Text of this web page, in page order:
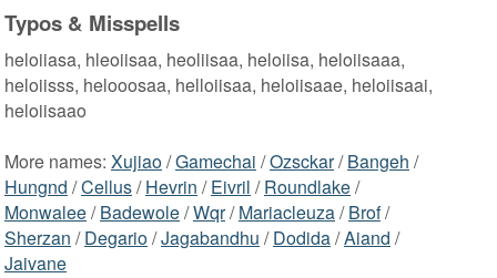
Typos & Misspells
heloiiasa, hleoiisaa, heoliisaa, heloiisa, heloiisaaa,
heloiisss, helooosaa, helloiisaa, heloiisaae, heloiisaai,
heloiisaao
More names: Xujiao/Gamechai /Ozsckar/Bangeh /
Hungnd /Cellus/Hevrin /Eivril /Roundlake/
Monwalee/Badewole/Wqr/Mariacleuza/Brof/
Sherzan /Degario/Jagabandhu /Dodida/Aiand /
Jaivane